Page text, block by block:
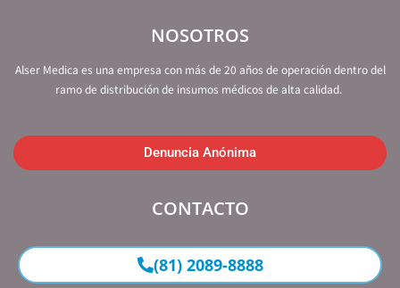
NOSOTROS
Alser Medica es una empresa con más de 20 años de operación dentro del
ramo de distribución de insumos médicos de alta calidad.
Denuncia Anónima
CONTACTO
(81) 2089-8888